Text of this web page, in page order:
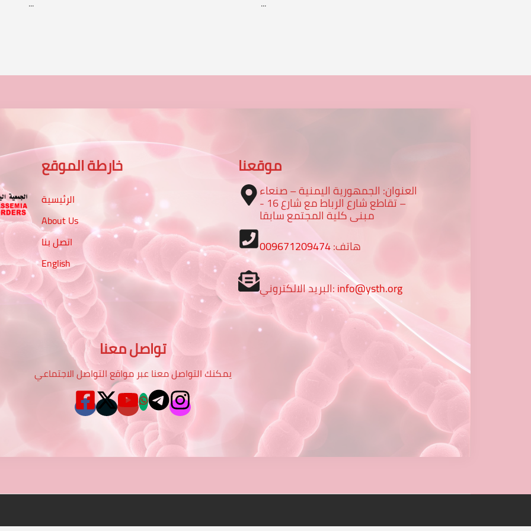
خارطة الموقع
الرئيسية
About Us
اتصل بنا
English
موقعنا
العنوان: الجمهورية اليمنية – صنعاء
– تقاطع شارع الرباط مع شارع 16 -
مبنى كلية المجتمع سابقا
هاتف:009671209474
البريد الالكتروني:info@ysth.org
تواصل معنا
يمكنك التواصل معنا عبر مواقع التواصل الاجتماعي